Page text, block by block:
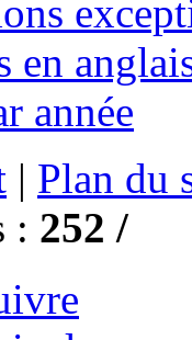
en
année
| Plan du
: 252 /